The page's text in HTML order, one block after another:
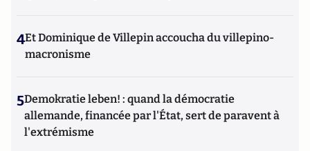
4Et Dominique de Villepin accoucha du villepino-
macronisme
5Demokratie leben! : quand la démocratie
allemande, financée par l'État, sert de paravent à
l'extrémisme